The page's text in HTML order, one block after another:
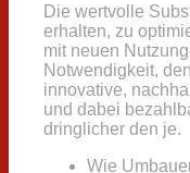
Die wertvolle
erhalten, zu
mit neuen
Notwendigkeit,
innovative,
und dabei
dringlicher den je.
Wie